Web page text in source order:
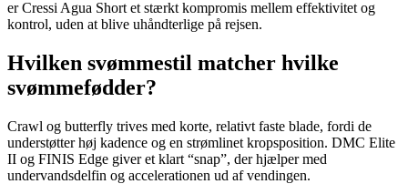
er Cressi Agua Short et stærkt kompromis mellem effektivitet og
kontrol, uden at blive uhåndterlige på rejsen.
Hvilken svømmestil matcher hvilke
svømmefødder?
Crawl og butterfly trives med korte, relativt faste blade, fordi de
understøtter høj kadence og en strømlinet kropsposition. DMC Elite
II og FINIS Edge giver et klart “snap”, der hjælper med
undervandsdelfin og accelerationen ud af vendingen.